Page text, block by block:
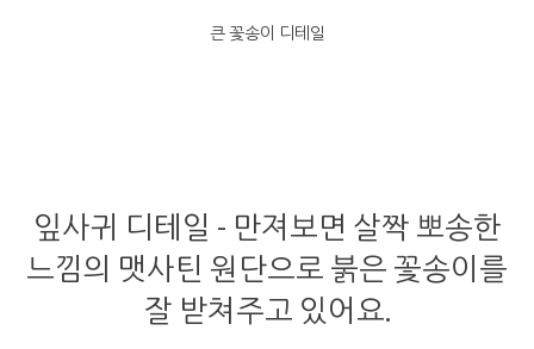
큰 꽃송이 디테일
잎사귀 디테일 - 만져보면 살짝 뽀송한
느낌의 맷사틴 원단으로 붉은 꽃송이를
잘 받쳐주고 있어요.